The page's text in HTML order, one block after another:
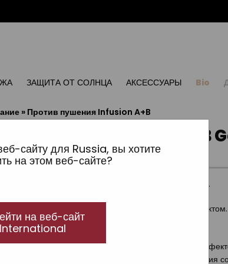
сайту для Russia, вы хотите
на этом веб-сайте?
на веб-сайт
International
ЗАЩИТА ОТ СОЛНЦА АКСЕССУАРЫ Bio
» Против пушения Infusion A+B
пушения Infusion A+B
system Прогрессивное решение
из Про-Витамина B5 и Витамина E. Против пушения.
блеск и питает волосы. С прогрессирующим
питает.
действующих веществ с множественным
пушения волос, поврежденных в результате воздействия